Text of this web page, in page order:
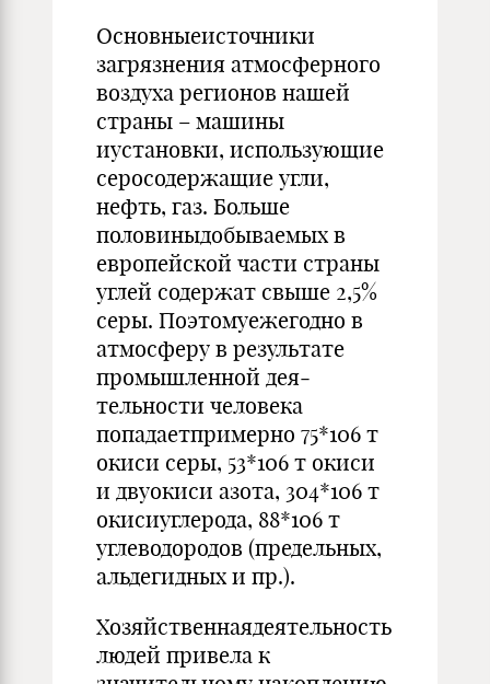
Основныеисточники
загрязнения атмосферного
воздуха ре­гионов нашей
страны – машины
иустановки, использующие
серосодержащие угли,
нефть, газ. Больше
половиныдобываемых в
европейской части страны
углей содержат свыше 2,5%
серы. Поэтомуежегодно в
атмосферу в результате
промышленной дея­
тельности человека
попадаетпримерно 75*106 т
окиси серы, 53*106 т окиси
и двуокиси азота, 304*106 т
окисиуглерода, 88*106 т
углеводородов (предельных,
альдегидных и пр.).
Хозяйственнаядеятельность
людей при­вела к